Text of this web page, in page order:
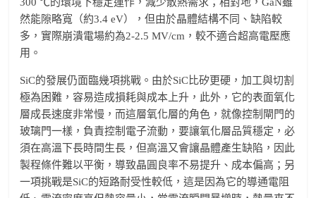
然能隙略寬（約3.4 eV），但由於晶體結構不同、缺陷較
多，實際崩潰電場約為2-2.5 MV/cm，較不適合超高電壓應
用。
SiC的發展仍面臨幾項挑戰。由於SiC比矽更硬，加工與切割
極為困難，容易造成損耗與成本上升，此外，它的表面氧化
層成長速度非常慢，而這層氧化層的角色，就像控制閘門的
玻璃門一樣，負責控制電子流動，要讓氧化層品質穩定，必
須在高溫下長時間生長，但高溫又會讓晶體產生缺陷，因此
製程條件難以平衡，導致晶圓良率不易提升、成本偏高；另
一項挑戰是SiC的短路耐受性較低，這是因為它的導通電阻